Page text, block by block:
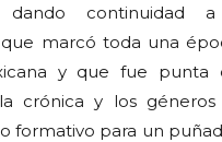
dando continuidad
marcó toda una
y que fue punta
crónica y los géneros
formativo para un